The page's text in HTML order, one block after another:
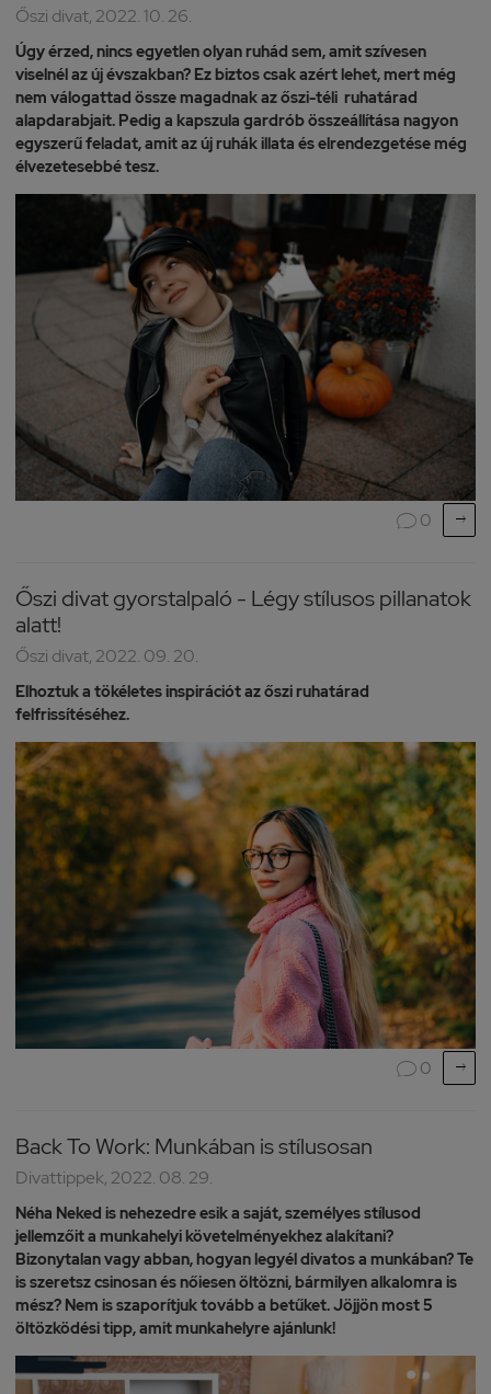
Őszi divat, 2022. 10. 26.
Úgy érzed, nincs egyetlen olyan ruhád sem, amit szívesen
viselnél az új évszakban? Ez biztos csak azért lehet, mert még
nem válogattad össze magadnak az őszi-téli ruhatárad
alapdarabjait. Pedig a kapszula gardrób összeállítása nagyon
egyszerű feladat, amit az új ruhák illata és elrendezgetése még
élvezetesebbé tesz.
0 
Őszi divat gyorstalpaló - Légy stílusos pillanatok
alatt!
Őszi divat, 2022. 09. 20.
Elhoztuk a tökéletes inspirációt az őszi ruhatárad
felfrissítéséhez.
0 
Back To Work: Munkában is stílusosan
Divattippek, 2022. 08. 29.
Néha Neked is nehezedre esik a saját, személyes stílusod
jellemzőit a munkahelyi követelményekhez alakítani?
Bizonytalan vagy abban, hogyan legyél divatos a munkában? Te
is szeretsz csinosan és nőiesen öltözni, bármilyen alkalomra is
mész? Nem is szaporítjuk tovább a betűket. Jöjjön most 5
öltözködési tipp, amit munkahelyre ajánlunk!